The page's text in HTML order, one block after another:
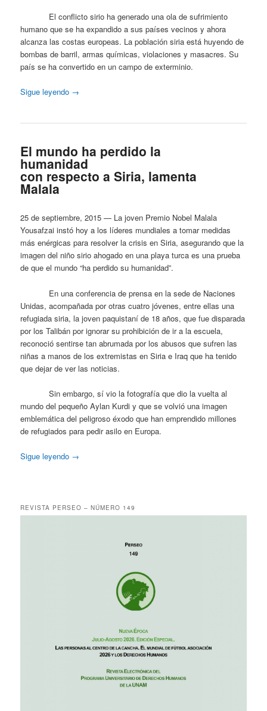
El conflicto sirio ha generado una ola de sufrimiento
humano que se ha expandido a sus países vecinos y ahora
alcanza las costas europeas. La población siria está huyendo de
bombas de barril, armas químicas, violaciones y masacres. Su
país se ha convertido en un campo de exterminio.
Sigue leyendo →
El mundo ha perdido la
humanidad
con respecto a Siria, lamenta
Malala
25 de septiembre, 2015 — La joven Premio Nobel Malala
Yousafzai instó hoy a los líderes mundiales a tomar medidas
más enérgicas para resolver la crisis en Siria, asegurando que la
imagen del niño sirio ahogado en una playa turca es una prueba
de que el mundo “ha perdido su humanidad”.
En una conferencia de prensa en la sede de Naciones
Unidas, acompañada por otras cuatro jóvenes, entre ellas una
refugiada siria, la joven paquistaní de 18 años, que fue disparada
por los Talibán por ignorar su prohibición de ir a la escuela,
reconoció sentirse tan abrumada por los abusos que sufren las
niñas a manos de los extremistas en Siria e Iraq que ha tenido
que dejar de ver las noticias.
Sin embargo, sí vio la fotografía que dio la vuelta al
mundo del pequeño Aylan Kurdi y que se volvió una imagen
emblemática del peligroso éxodo que han emprendido millones
de refugiados para pedir asilo en Europa.
Sigue leyendo →
REVISTA PERSEO – NÚMERO 149